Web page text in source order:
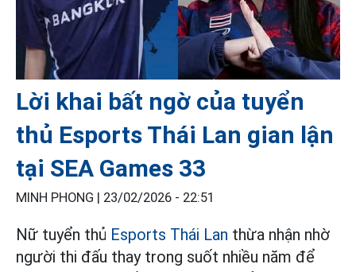
Lời khai bất ngờ của tuyển
thủ Esports Thái Lan gian lận
tại SEA Games 33
MINH PHONG | 23/02/2026 - 22:51
Nữ tuyển thủ Esports Thái Lan thừa nhận nhờ
người thi đấu thay trong suốt nhiều năm để